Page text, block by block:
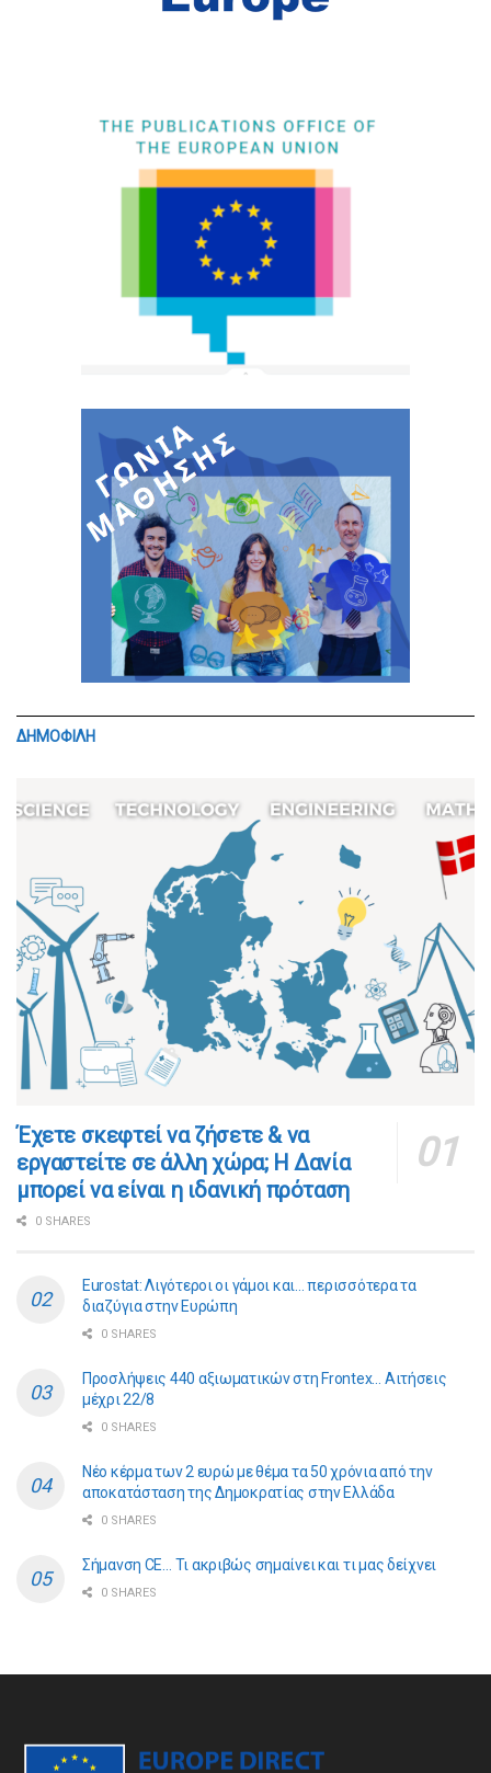
ΔΗΜΟΦΙΛΗ
​​Έχετε σκεφτεί να ζήσετε & να
εργαστείτε σε άλλη χώρα; Η Δανία
μπορεί να είναι η ιδανική πρόταση
0 SHARES
Eurostat: Λιγότεροι οι γάμοι και… περισσότερα τα
διαζύγια στην Ευρώπη
0 SHARES
Προσλήψεις 440 αξιωματικών στη Frontex… Αιτήσεις
μέχρι 22/8
0 SHARES
Νέο κέρμα των 2 ευρώ με θέμα τα 50 χρόνια από την
αποκατάσταση της Δημοκρατίας στην Ελλάδα
0 SHARES
Σήμανση CE… Τι ακριβώς σημαίνει και τι μας δείχνει
0 SHARES